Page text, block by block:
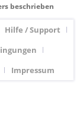
beschrieben
Hilfe / Support
Impressum